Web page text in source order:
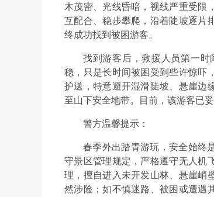
木茂密、光线昏暗，视线严重受限
互配合、稳步攀爬，沿着陡坡逐片
终成功找到被困游客。
找到游客后，救援人员第一
稳，只是长时间被困受到些许惊吓
护送，特意避开湿滑陡坡、悬崖边
至山下安全地带。目前，该游客已
警方温馨提示：
春季外出踏青游玩，安全始终
守景区管理规定，严格遵守无人机
理，擅自进入未开发山林、悬崖峭
然涉险；如不慎迷路、被困或遭遇